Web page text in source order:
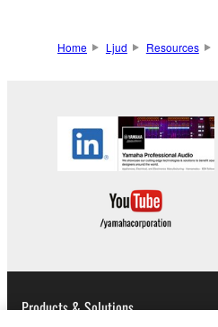
Home Ljud Resources
Products & Solutions